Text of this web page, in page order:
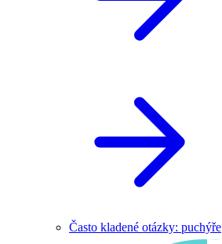
Často kladené otázky: puchýře